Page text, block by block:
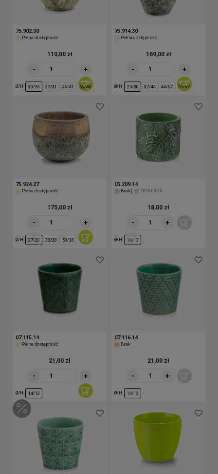
75.902.30
Pełna dostępność
110,00 zł
- +
Ø/H 30/26 37/31 46/41 56/48
75.914.30
Pełna dostępność
169,00 zł
- +
Ø/H 25/30 37/44 44/57 55/67
75.924.27
Pełna dostępność
175,00 zł
- +
Ø/H 27/20 38/28 53/38
05.209.14
Brak 2026-08-25
18,00 zł
- +
Ø/H 14/13
07.115.14
Pełna dostępność
21,00 zł
- +
Ø/H 14/13
07.116.14
Brak
21,00 zł
- +
Ø/H 14/13